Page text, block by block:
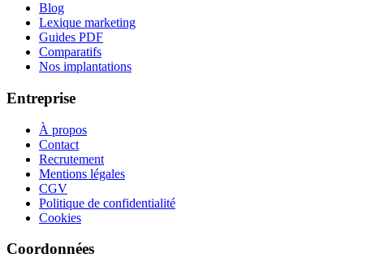
Blog
Lexique marketing
Guides PDF
Comparatifs
Nos implantations
Entreprise
À propos
Contact
Recrutement
Mentions légales
CGV
Politique de confidentialité
Cookies
Coordonnées